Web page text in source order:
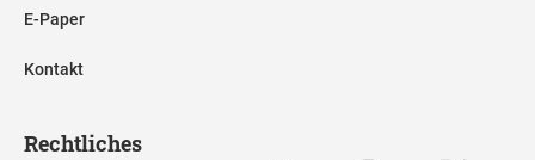
E-Paper
Kontakt
Rechtliches